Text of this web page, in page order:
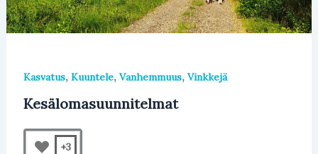
Kasvatus, Kuuntele, Vanhemmuus, Vinkkejä
Kesälomasuunnitelmat
+3